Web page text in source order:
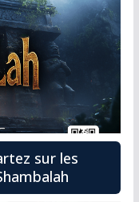
sur les